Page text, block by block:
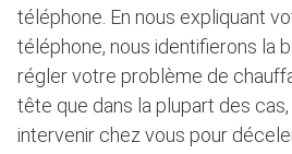
téléphone. En nous expliquant
téléphone, nous identifierons la
régler votre problème de
tête que dans la plupart des
intervenir chez vous pour